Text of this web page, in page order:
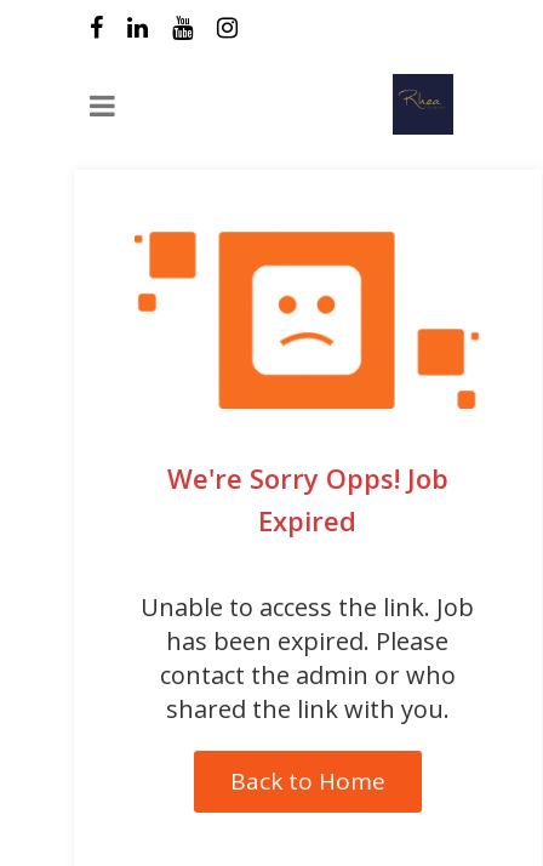
We're Sorry Opps! Job
Expired
Unable to access the link. Job
has been expired. Please
contact the admin or who
shared the link with you.
Back to Home